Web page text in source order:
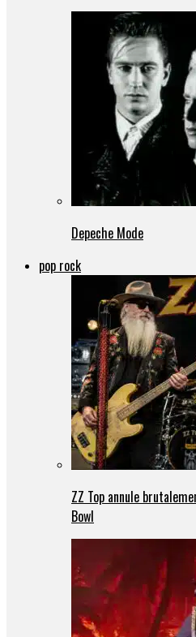
Depeche Mode
pop rock
ZZ Top annule
Bowl